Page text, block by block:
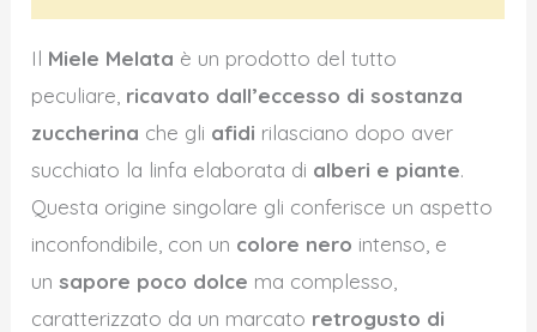
Il Miele Melata è un prodotto del tutto
peculiare, ricavato dall’eccesso di sostanza
zuccherina che gli afidi rilasciano dopo aver
succhiato la linfa elaborata di alberi e piante.
Questa origine singolare gli conferisce un aspetto
inconfondibile, con un colore nero intenso, e
unsapore poco dolce ma complesso,
caratterizzato da un marcato retrogusto di